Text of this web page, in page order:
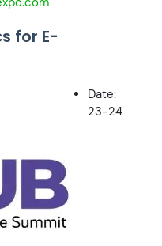
for E-
Date:
23-24